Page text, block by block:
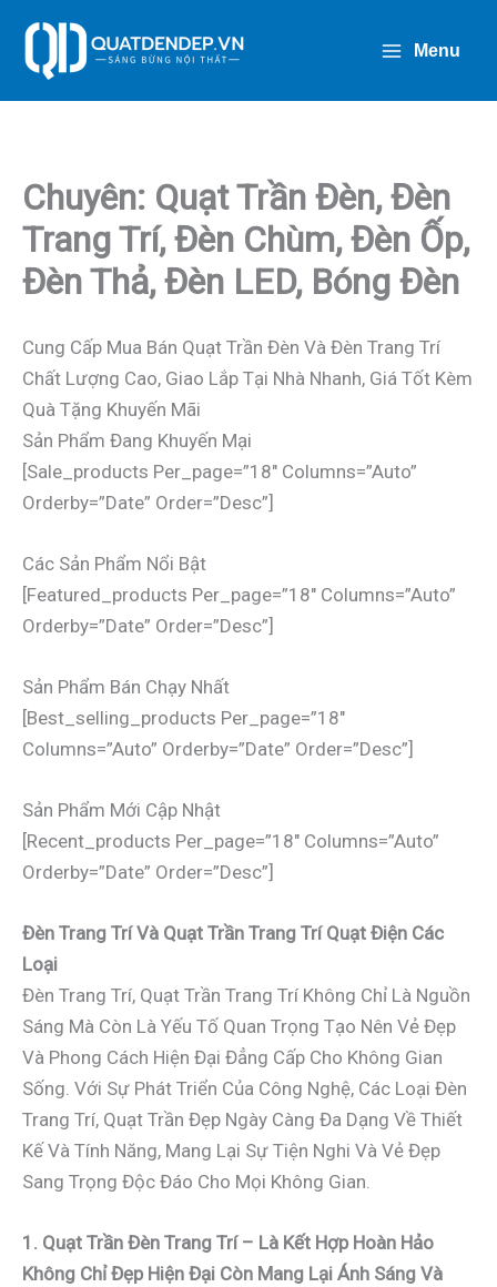
Dung
Menu
Chuyên: Quạt Trần Đèn, Đèn
Trang Trí, Đèn Chùm, Đèn Ốp,
Đèn Thả, Đèn LED, Bóng Đèn
Cung Cấp Mua Bán Quạt Trần Đèn Và Đèn Trang Trí
Chất Lượng Cao, Giao Lắp Tại Nhà Nhanh, Giá Tốt Kèm
Quà Tặng Khuyến Mãi
Sản Phẩm Đang Khuyến Mại
[sale_products Per_page=”18″ Columns=”auto”
Orderby=”date” Order=”desc”]
Các Sản Phẩm Nổi Bật
[featured_products Per_page=”18″ Columns=”auto”
Orderby=”date” Order=”desc”]
Sản Phẩm Bán Chạy Nhất
[best_selling_products Per_page=”18″
Columns=”auto” Orderby=”date” Order=”desc”]
Sản Phẩm Mới Cập Nhật
[recent_products Per_page=”18″ Columns=”auto”
Orderby=”date” Order=”desc”]
Đèn Trang Trí Và Quạt Trần Trang Trí Quạt Điện Các
Loại
Đèn Trang Trí, Quạt Trần Trang Trí Không Chỉ Là Nguồn
Sáng Mà Còn Là Yếu Tố Quan Trọng Tạo Nên Vẻ Đẹp
Và Phong Cách Hiện Đại Đẳng Cấp Cho Không Gian
Sống. Với Sự Phát Triển Của Công Nghệ, Các Loại Đèn
Trang Trí, Quạt Trần Đẹp Ngày Càng Đa Dạng Về Thiết
Kế Và Tính Năng, Mang Lại Sự Tiện Nghi Và Vẻ Đẹp
Sang Trọng Độc Đáo Cho Mọi Không Gian.
1. Quạt Trần Đèn Trang Trí – Là Kết Hợp Hoàn Hảo
Không Chỉ Đẹp Hiện Đại Còn Mang Lại Ánh Sáng Và